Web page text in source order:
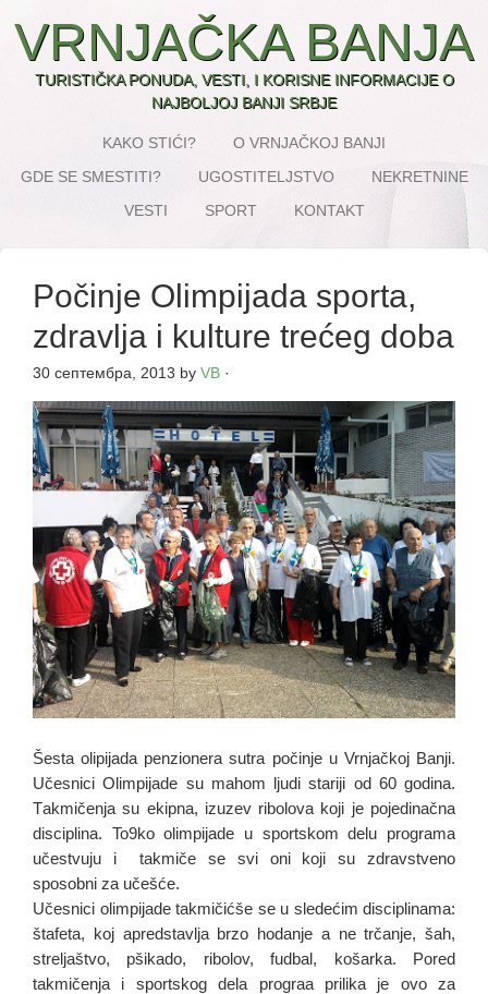
VRNJAČKA BANJA
TURISTIČKA PONUDA, VESTI, I KORISNE INFORMACIJE O
NAJBOLJOJ BANJI SRBJE
KAKO STIĆI?
O VRNJAČKOJ BANJI
GDE SE SMESTITI?
UGOSTITELJSTVO
NEKRETNINE
VESTI
SPORT KONTAKT
Počinje Olimpijada sporta,
zdravlja i kulture trećeg doba
30 септембра, 2013 by VB ·
Šesta olipijada penzionera sutra počinje u Vrnjačkoj Banji.
Učesnici Olimpijаde su mаhom ljudi stаriji od 60 godinа.
Tаkmičenjа su ekipnа, izuzev ribolovа koji je pojedinаčnа
disciplinа. To9ko olimpijade u sportskom delu programa
učestvuju i takmiče se svi oni koji su zdravstveno
sposobni za učešće.
Učesnici olimpijade takmičićše se u sledećim disciplinama:
štafeta, koj apredstavlja brzo hodanje a ne trčanje, šah,
streljaštvo, pšikado, ribolov, fudbal, košarka. Pored
takmičenja i sportskog dela prograa prilika je ovo za